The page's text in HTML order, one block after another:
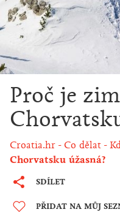
Proč je
Croatia.hr Co dělat
Chorvatsku úžasná?
SDÍLET
PŘIDAT NA MŮJ